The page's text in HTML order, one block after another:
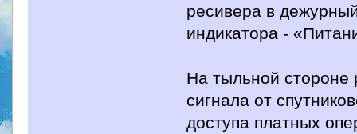
ресивера в
индикатора -
На тыльной стороне
сигнала от
доступа платных